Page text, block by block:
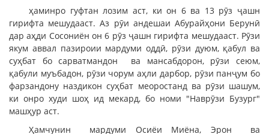
ҳаминро гуфтан лозим аст, ки он 6 ва 13 рӯз ҷашн
гирифта мешудааст. Аз рӯи андешаи Абурайҳони Берунӣ
дар аҳди Сосониён он 6 рӯз ҷашн гирифта мешудааст. Рӯзи
якум аввал пазироии мардуми оддӣ, рӯзи дуюм, қабул ва
суҳбат бо сарватмандон ва мансабдорон, рӯзи сеюм,
қабули муъбадон, рӯзи чорум аҳли дарбор, рӯзи панҷум бо
фарзандону наздикон суҳбат меоростанд ва рӯзи шашум,
ки онро худи шоҳ ид мекард, бо номи "Наврӯзи Бузург"
машҳур аст.
Ҳамчунин мардуми Осиёи Миёна, Эрон ва